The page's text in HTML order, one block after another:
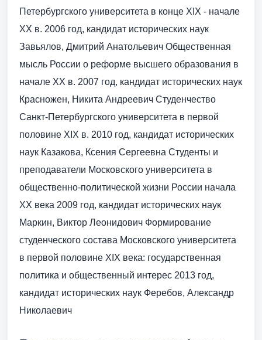
Петербургского университета в конце XIX - начале
XX в. 2006 год, кандидат исторических наук
Завьялов, Дмитрий Анатольевич Общественная
мысль России о реформе высшего образования в
начале XX в. 2007 год, кандидат исторических наук
Красножен, Никита Андреевич Студенчество
Санкт-Петербургского университета в первой
половине XIX в. 2010 год, кандидат исторических
наук Казакова, Ксения Сергеевна Студенты и
преподаватели Московского университета в
общественно-политической жизни России начала
XX века 2009 год, кандидат исторических наук
Маркин, Виктор Леонидович Формирование
студенческого состава Московского университета
в первой половине XIX века: государственная
политика и общественный интерес 2013 год,
кандидат исторических наук Феребов, Александр
Николаевич